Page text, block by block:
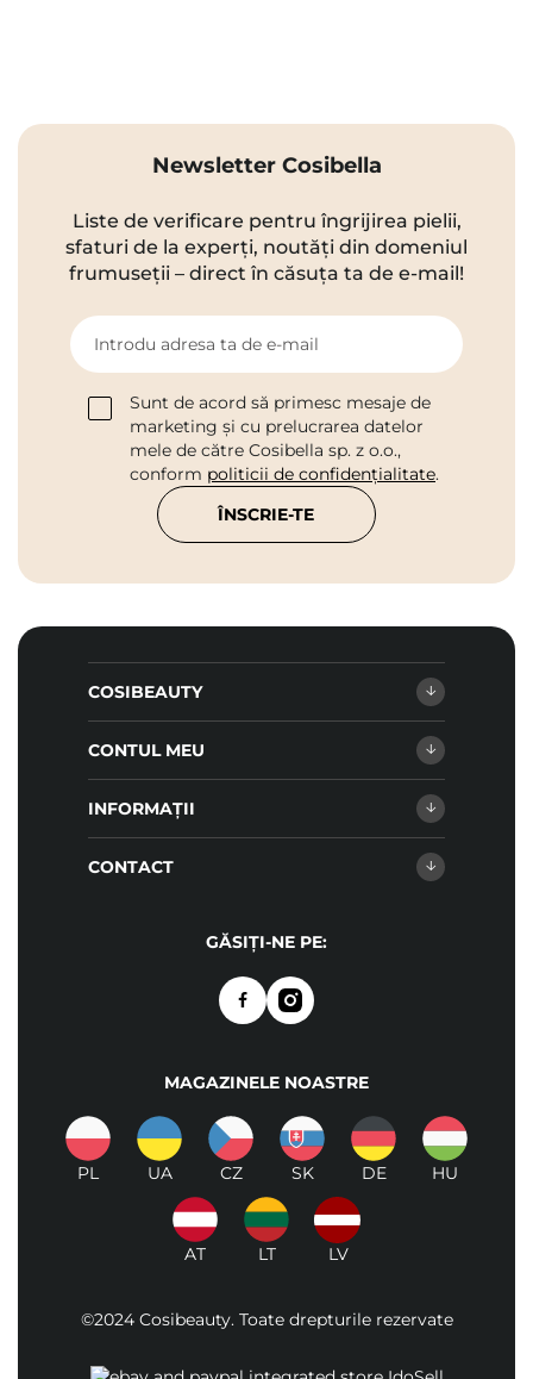
Newsletter Cosibella
Liste de verificare pentru îngrijirea pielii,
sfaturi de la experți, noutăți din domeniul
frumuseții – direct în căsuța ta de e-mail!
Introdu adresa ta de e-mail
Sunt de acord să primesc mesaje de
marketing și cu prelucrarea datelor
mele de către Cosibella sp. z o.o.,
conform politicii de confidențialitate.
ÎNSCRIE-TE
COSIBEAUTY
CONTUL MEU
INFORMAȚII
CONTACT
GĂSIȚI-NE PE:
MAGAZINELE NOASTRE
PL UA CZ SK DE HU
AT LT LV
©2024 Cosibeauty. Toate drepturile rezervate